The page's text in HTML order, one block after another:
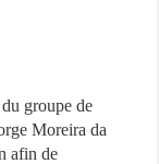
groupe de
Moreira da
afin de